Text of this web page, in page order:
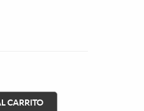
CARRITO